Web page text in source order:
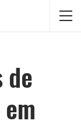
de